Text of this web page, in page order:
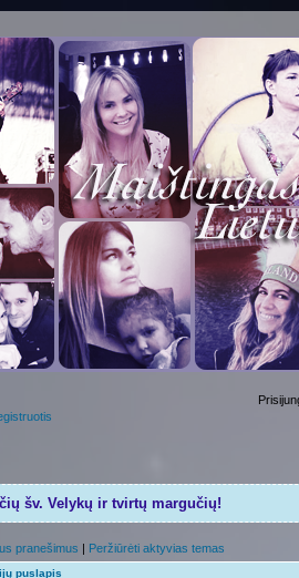
šv. Velykų ir tvirtų margučių!
pranešimus | Peržiūrėti aktyvias temas
puslapis